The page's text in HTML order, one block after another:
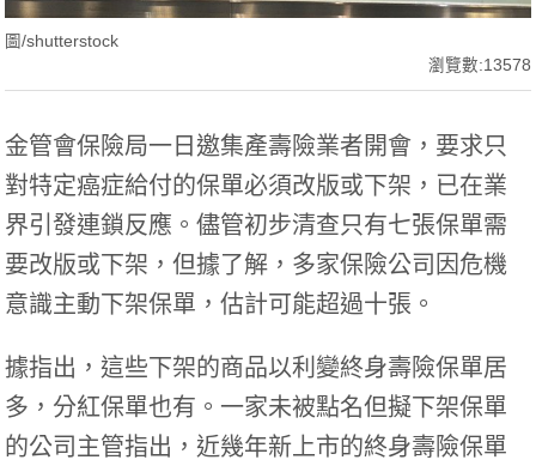
圖/shutterstock
瀏覽數:13578
金管會保險局一日邀集產壽險業者開會，要求只
對特定癌症給付的保單必須改版或下架，已在業
界引發連鎖反應。儘管初步清查只有七張保單需
要改版或下架，但據了解，多家保險公司因危機
意識主動下架保單，估計可能超過十張。
據指出，這些下架的商品以利變終身壽險保單居
多，分紅保單也有。一家未被點名但擬下架保單
的公司主管指出，近幾年新上市的終身壽險保單